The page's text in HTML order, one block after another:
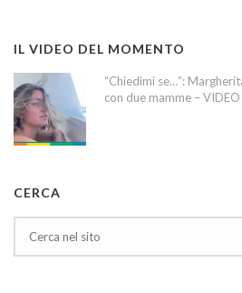
IL VIDEO DEL MOMENTO
“Chiedimi se…”:
con due mamme – VIDEO
CERCA